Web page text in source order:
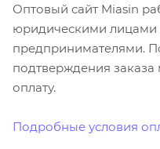
Оптовый сайт Miasin
юридическими
предпринимателями.
подтверждения
оплату.
Подробные условия